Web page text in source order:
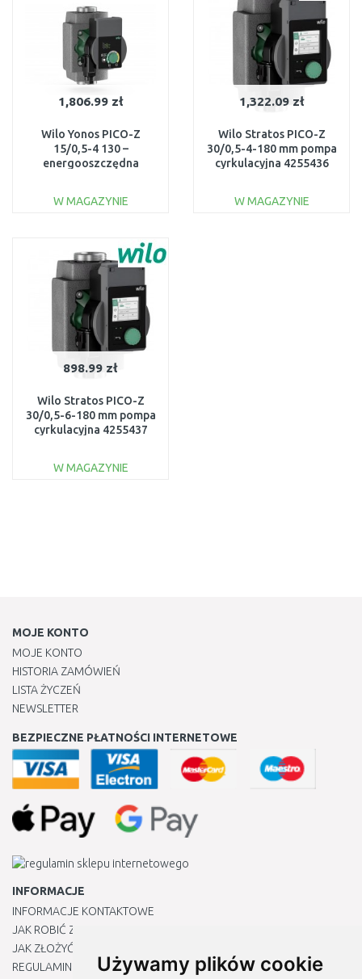
Używamy plików cookie
1,806.99 zł
Wilo Yonos PICO-Z
15/0,5-4 130 –
energooszczędna
W MAGAZYNIE
Do porównania
1,322.09 zł
Wilo Stratos PICO-Z
30/0,5-4-180 mm pompa
cyrkulacyjna 4255436
W MAGAZYNIE
898.99 zł
Wilo Stratos PICO-Z
30/0,5-6-180 mm pompa
cyrkulacyjna 4255437
W MAGAZYNIE
MOJE KONTO
MOJE KONTO
HISTORIA ZAMÓWIEŃ
LISTA ŻYCZEŃ
NEWSLETTER
BEZPIECZNE PŁATNOŚCI INTERNETOWE
INFORMACJE
INFORMACJE KONTAKTOWE
JAK ROBIĆ ZAKUPY ?
JAK ZŁOŻYĆ REKLAMACJĘ
REGULAMIN